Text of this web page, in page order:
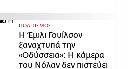
ΠΟΛΙΤΙΣΜΟΣ
Η Έμιλι Γουίλσον
ξαναχτυπά την
«Οδύσσεια»: Η κάμερα
του Νόλαν δεν πιστεύει